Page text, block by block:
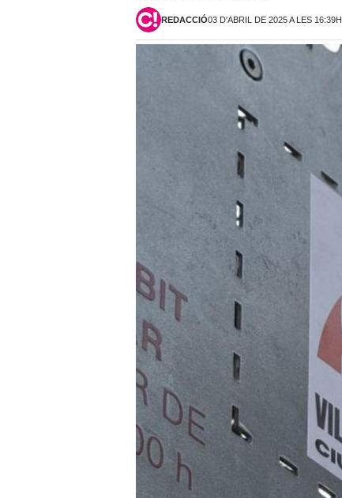
REDACCIÓ03 D'ABRIL DE 2025 A LES 16:39H